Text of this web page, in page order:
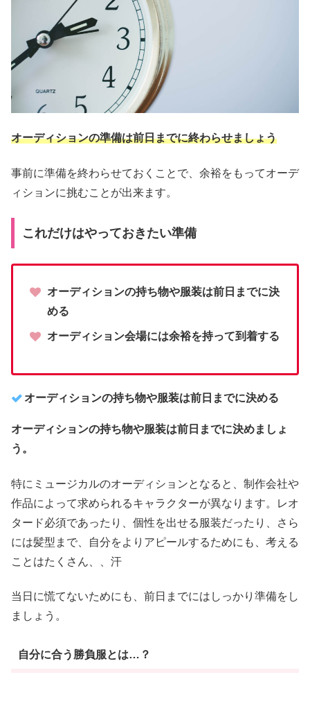
オーディションの準備は前日までに終わらせましょう
事前に準備を終わらせておくことで、余裕をもってオーデ
ィションに挑むことが出来ます。
これだけはやっておきたい準備
オーディションの持ち物や服装は前日までに決
める
オーディション会場には余裕を持って到着する
オーディションの持ち物や服装は前日までに決める
オーディションの持ち物や服装は前日までに決めましょ
う。
特にミュージカルのオーディションとなると、制作会社や
作品によって求められるキャラクターが異なります。レオ
タード必須であったり、個性を出せる服装だったり、さら
には髪型まで、自分をよりアピールするためにも、考える
ことはたくさん、、汗
当日に慌てないためにも、前日までにはしっかり準備をし
ましょう。
自分に合う勝負服とは…？